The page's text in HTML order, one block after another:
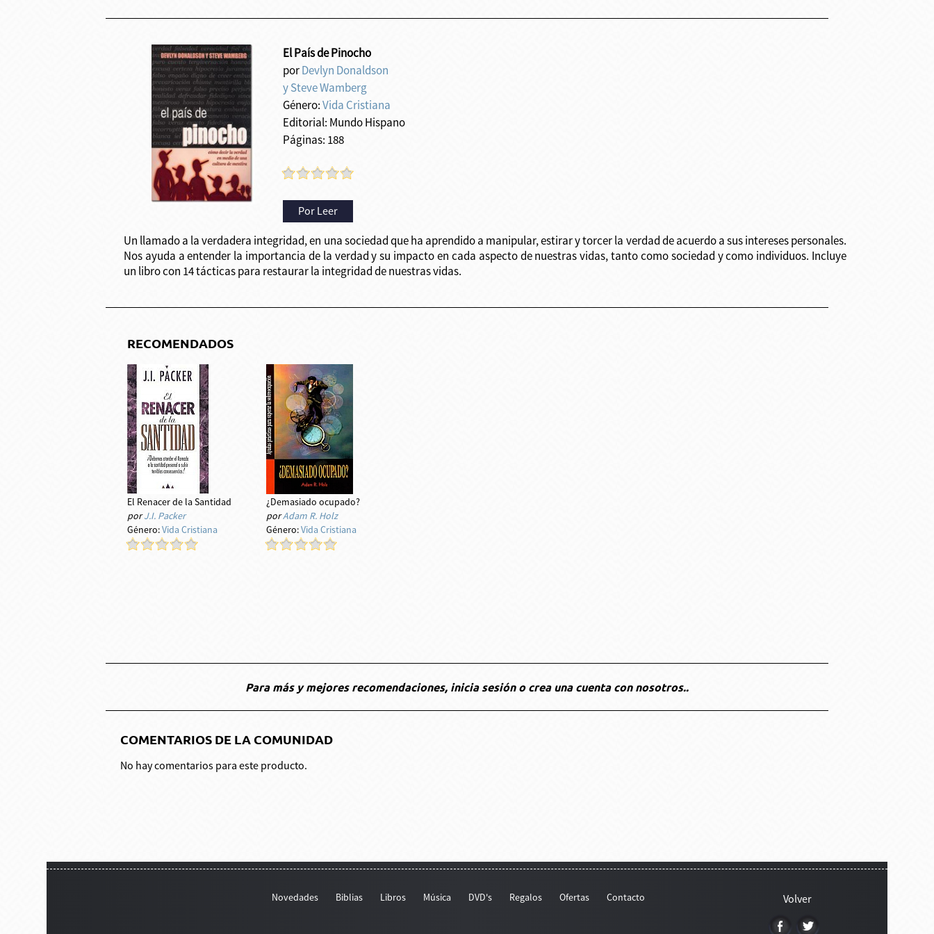
El País de Pinocho
porDevlyn Donaldson
y Steve Wamberg
Género:Vida Cristiana
Editorial: Mundo Hispano
Páginas: 188
Por Leer
Un llamado a la verdadera integridad, en una sociedad que ha aprendido a manipular, estirar y torcer la verdad de acuerdo a sus intereses personales.
Nos ayuda a entender la importancia de la verdad y su impacto en cada aspecto de nuestras vidas, tanto como sociedad y como individuos. Incluye
un libro con 14 tácticas para restaurar la integridad de nuestras vidas.
RECOMENDADOS
El Renacer de la Santidad
porJ.I. Packer
Género:Vida Cristiana
¿Demasiado ocupado?
porAdam R. Holz
Género:Vida Cristiana
Para más y mejores recomendaciones, inicia sesión o crea una cuenta con nosotros..
COMENTARIOS DE LA COMUNIDAD
No hay comentarios para este producto.
Novedades Biblias Libros Música DVD's Regalos Ofertas Contacto Volver